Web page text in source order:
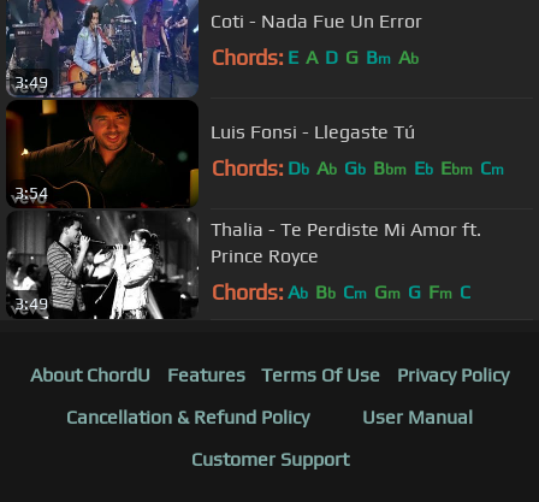
3:49
Coti - Nada Fue Un Error
Chords: E A D G Bm Ab
3:54
Luis Fonsi - Llegaste Tú
Chords: Db Ab Gb Bbm Eb Ebm Cm
3:49
Thalia - Te Perdiste Mi Amor ft.
Prince Royce
Chords: Ab Bb Cm Gm G Fm C
About ChordU Features Terms Of Use
Privacy Policy
Cancellation & Refund Policy
User Manual
Customer Support